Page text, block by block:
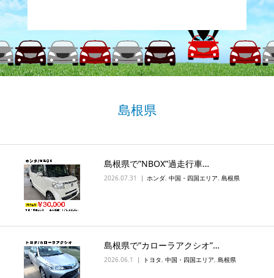
島根県
島根県で”NBOX”過走行車…
2026.07.31 ホンダ, 中国・四国エリア, 島根県
島根県で”カローラアクシオ”…
2026.06.1 トヨタ, 中国・四国エリア, 島根県
お役立ち情報
お知らせ